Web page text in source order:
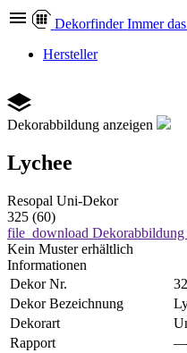
Dekorfinder Immer
Hersteller
Dekorabbildung anzeigen
Lychee
Resopal Uni-Dekor
325 (60)
file_download Dekorabbildung
Kein Muster erhältlich
Informationen
Dekor Nr.
Dekor Bezeichnung
Dekorart
Rapport
—